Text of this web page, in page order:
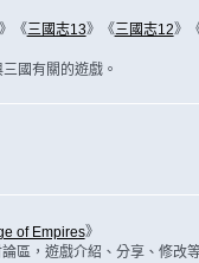
《三國志13》《三國志12》
國有關的遊戲。
of Empires》
區，遊戲介紹、分享、修改